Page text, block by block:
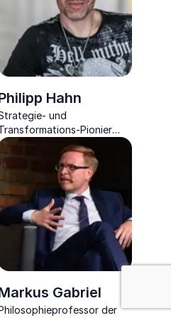
Hahn
und
Pionier
Einblicke in
wie KI,
und Change.
Gabriel
der